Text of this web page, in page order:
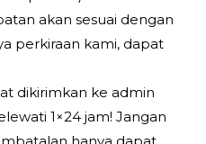
akan sesuai dengan
perkiraan kami, dapat
dikirimkan ke admin
1×24 jam! Jangan